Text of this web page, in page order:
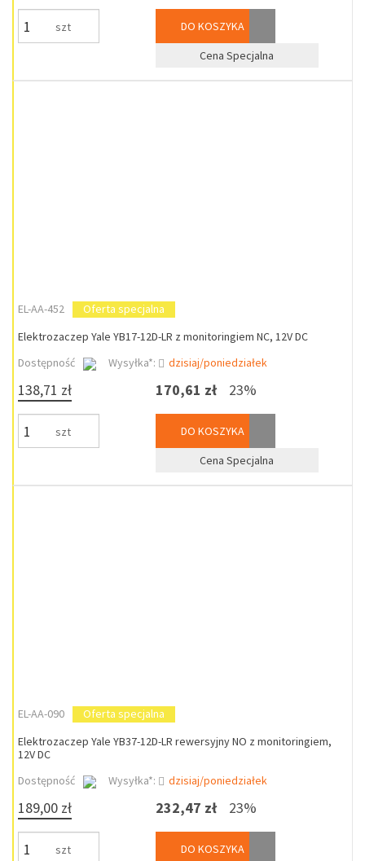
szt
DO KOSZYKA
Cena Specjalna
EL-AA-452
Oferta specjalna
Elektrozaczep Yale YB17-12D-LR z monitoringiem NC, 12V DC
Dostępność
Wysyłka*: dzisiaj/poniedziałek
138,71 zł
szt
170,61 zł 23%
DO KOSZYKA
Cena Specjalna
EL-AA-090
Oferta specjalna
Elektrozaczep Yale YB37-12D-LR rewersyjny NO z monitoringiem,
12V DC
Dostępność
Wysyłka*: dzisiaj/poniedziałek
189,00 zł
szt
232,47 zł 23%
DO KOSZYKA